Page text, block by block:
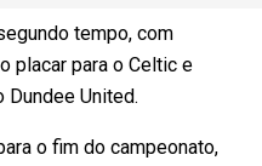
tempo, com
placar para o Celtic e
Dundee United.
o fim do campeonato,